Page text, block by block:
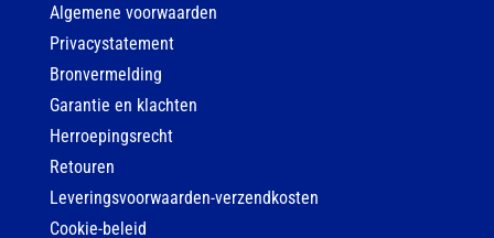
Algemene voorwaarden
Privacystatement
Bronvermelding
Garantie en klachten
Herroepingsrecht
Retouren
Leveringsvoorwaarden-verzendkosten
Cookie-beleid